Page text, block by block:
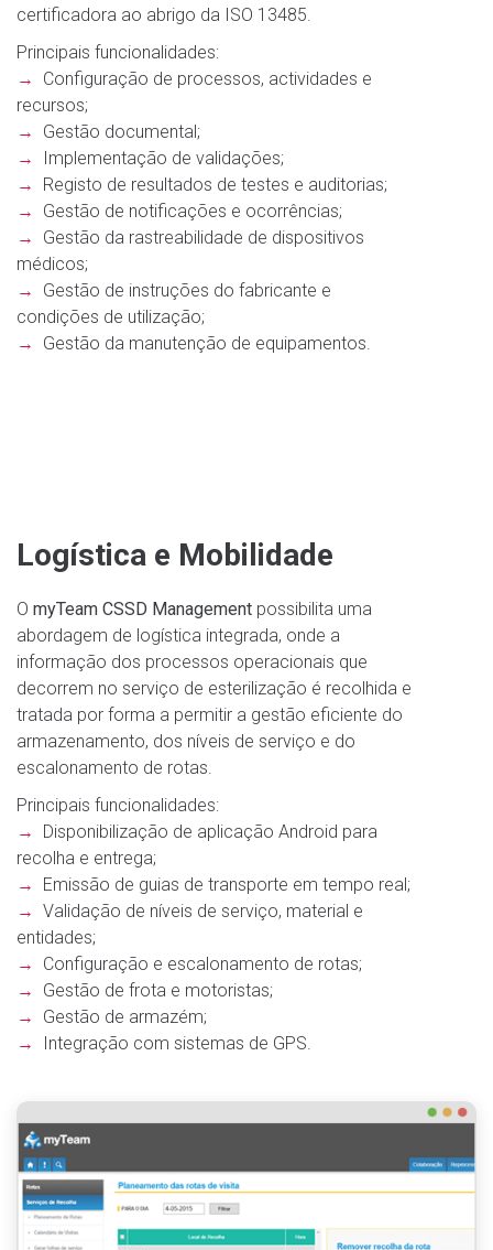
certificadora ao abrigo da ISO 13485.
Principais funcionalidades:
→
Configuração de processos, actividades e
recursos;
→
Gestão documental;
→
Implementação de validações;
→
Registo de resultados de testes e auditorias;
→
Gestão de notificações e ocorrências;
→
Gestão da rastreabilidade de dispositivos
médicos;
→
Gestão de instruções do fabricante e
condições de utilização;
→
Gestão da manutenção de equipamentos.
Logística e Mobilidade
O myTeam CSSD Management possibilita uma
abordagem de logística integrada, onde a
informação dos processos operacionais que
decorrem no serviço de esterilização é recolhida e
tratada por forma a permitir a gestão eficiente do
armazenamento, dos níveis de serviço e do
escalonamento de rotas.
Principais funcionalidades:
→
Disponibilização de aplicação Android para
recolha e entrega;
→
Emissão de guias de transporte em tempo real;
→ Validação de níveis de serviço, material e
entidades;
→
Configuração e escalonamento de rotas;
→
Gestão de frota e motoristas;
→
Gestão de armazém;
→
Integração com sistemas de GPS.